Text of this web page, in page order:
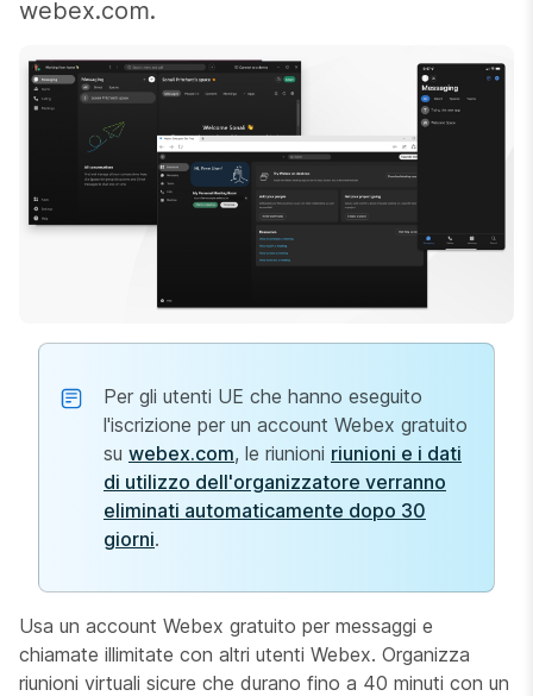
webex.com.
Per gli utenti UE che hanno eseguito
l'iscrizione per un account Webex gratuito
su webex.com, le riunioni riunioni e i dati
di utilizzo dell'organizzatore verranno
eliminati automaticamente dopo 30
giorni.
Usa un account Webex gratuito per messaggi e
chiamate illimitate con altri utenti Webex. Organizza
riunioni virtuali sicure che durano fino a 40 minuti con un